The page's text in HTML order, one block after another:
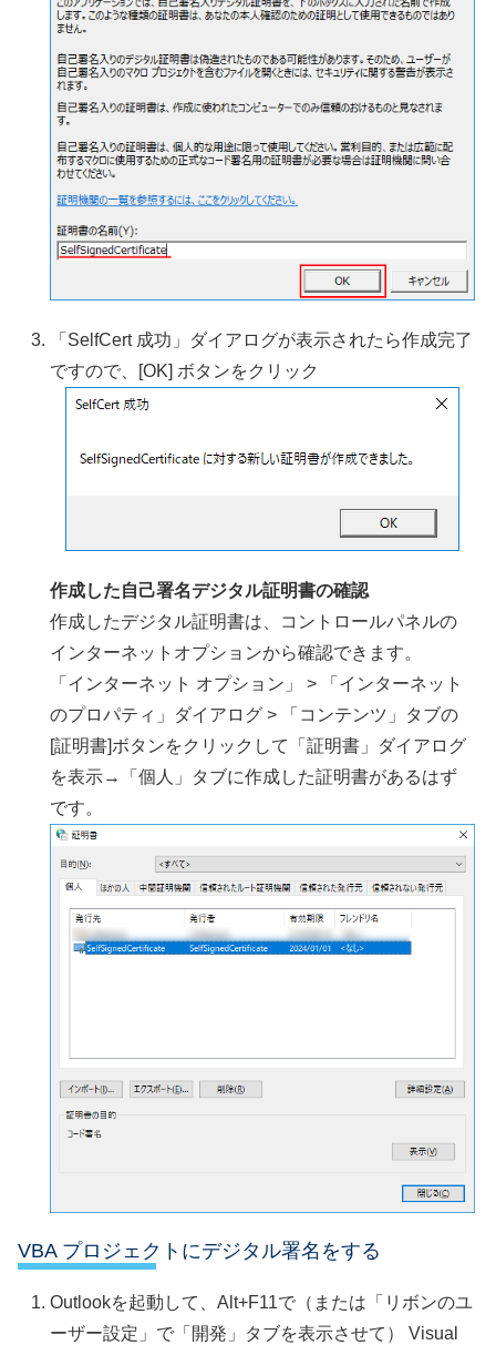
「SelfCert 成功」ダイアログが表示されたら作成完了
ですので、[OK] ボタンをクリック
作成した自己署名デジタル証明書の確認
作成したデジタル証明書は、コントロールパネルの
インターネットオプションから確認できます。
「インターネット オプション」 > 「インターネット
のプロパティ」ダイアログ > 「コンテンツ」タブの
[証明書]ボタンをクリックして「証明書」ダイアログ
を表示→「個人」タブに作成した証明書があるはず
です。
VBA プロジェクトにデジタル署名をする
Outlookを起動して、Alt+F11で（または「リボンのユ
ーザー設定」で「開発」タブを表示させて） Visual